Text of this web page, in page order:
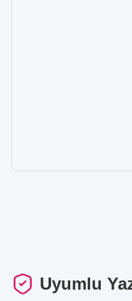
Uyumlu